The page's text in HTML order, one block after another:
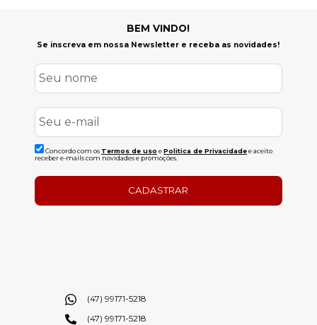
BEM VINDO!
Se inscreva em nossa Newsletter e receba as novidades!
Concordo com os Termos de uso ePolitica de Privacidadee aceito
receber e-mails com novidades e promoções.
CADASTRAR
(47) 99171-5218
(47) 99171-5218